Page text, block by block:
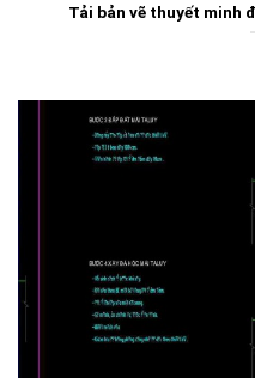
Tải bản vẽ thuyết minh